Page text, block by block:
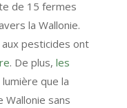
de 1 5 fermes
la Wallonie.
pesticides ont
. De plus, les
que la
Wallonie sans